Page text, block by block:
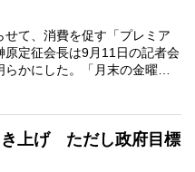
て、消費を促す「プレミア
原定征会長は9月11日の記者会
らかにした。「月末の金曜
き上げ ただし政府目標